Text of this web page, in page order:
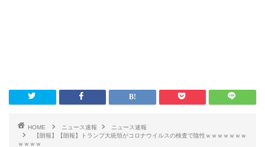
HOME ニュース速報
ニュース速報
【朗報】【朗報】トランプ大統領がコロナウイルスの検査で陰性ｗｗｗｗｗｗｗ
ｗｗｗｗ